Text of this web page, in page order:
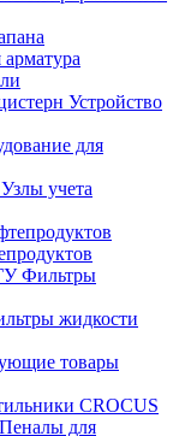
Устройство
для
Узлы учета
Фильтры
жидкости
товары
CROCUS
Пеналы для